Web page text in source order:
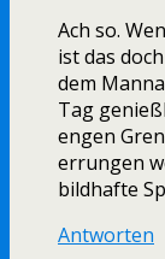
Ach so.
ist das
dem
Tag
engen
errungen
bildhafte
Antworten